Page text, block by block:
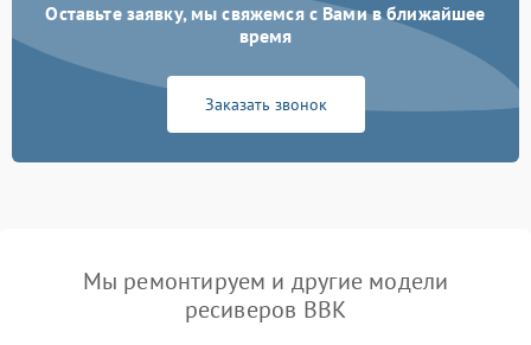
Оставьте заявку, мы свяжемся с Вами в ближайшее
время
Заказать звонок
Мы ремонтируем и другие модели
ресиверов BBK